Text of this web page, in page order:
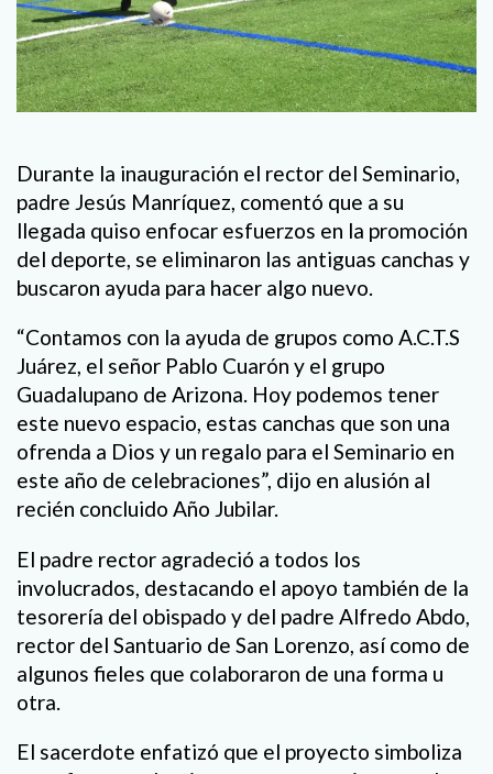
Durante la inauguración el rector del Seminario,
padre Jesús Manríquez, comentó que a su
llegada quiso enfocar esfuerzos en la promoción
del deporte, se eliminaron las antiguas canchas y
buscaron ayuda para hacer algo nuevo.
“Contamos con la ayuda de grupos como A.C.T.S
Juárez, el señor Pablo Cuarón y el grupo
Guadalupano de Arizona. Hoy podemos tener
este nuevo espacio, estas canchas que son una
ofrenda a Dios y un regalo para el Seminario en
este año de celebraciones”, dijo en alusión al
recién concluido Año Jubilar.
El padre rector agradeció a todos los
involucrados, destacando el apoyo también de la
tesorería del obispado y del padre Alfredo Abdo,
rector del Santuario de San Lorenzo, así como de
algunos fieles que colaboraron de una forma u
otra.
El sacerdote enfatizó que el proyecto simboliza